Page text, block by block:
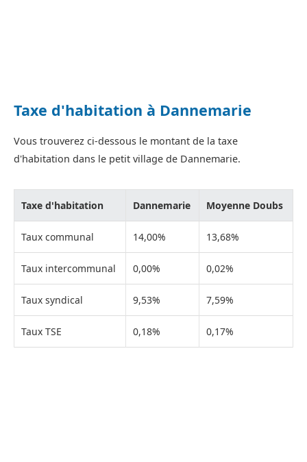
Taxe d'habitation à Dannemarie
Vous trouverez ci-dessous le montant de la taxe
d'habitation dans le petit village de Dannemarie.
Taxe d'habitation Dannemarie Moyenne Doubs
Taux communal 14,00% 13,68%
Taux intercommunal 0,00% 0,02%
Taux syndical 9,53% 7,59%
Taux TSE 0,18% 0,17%